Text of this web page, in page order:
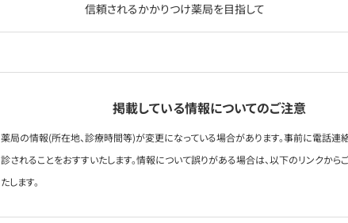
信頼されるかかりつけ薬局を目指して
掲載している情報についてのご注意
薬局の情報(所在地、診療時間等)が変更になっている場合があります。事前に電話連
診されることをおすすいたします。情報について誤りがある場合は、以下のリンクから
たします。